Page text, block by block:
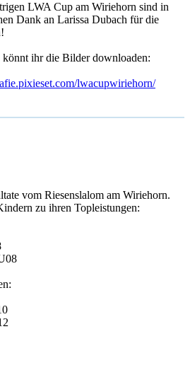
LWA Cup am Wiriehorn sind in
Dank an Larissa Dubach für die
ihr die Bilder downloaden:
lwacupwiriehorn/
vom Riesenslalom am Wiriehorn.
zu ihren Topleistungen: